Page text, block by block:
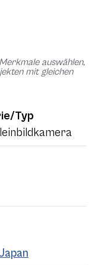
auswählen,
mit gleichen
Typ